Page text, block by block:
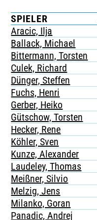
TICKETING
SPIELER
Aracic, Ilja
Ballack, Michael
Bittermann, Torsten
Culek, Richard
Dünger, Steffen
Fuchs, Henri
Gerber, Heiko
Gütschow, Torsten
Hecker, Rene
Köhler, Sven
Kunze, Alexander
Laudeley, Thomas
Meißner, Silvio
Melzig, Jens
Milanko, Goran
Panadic, Andrej